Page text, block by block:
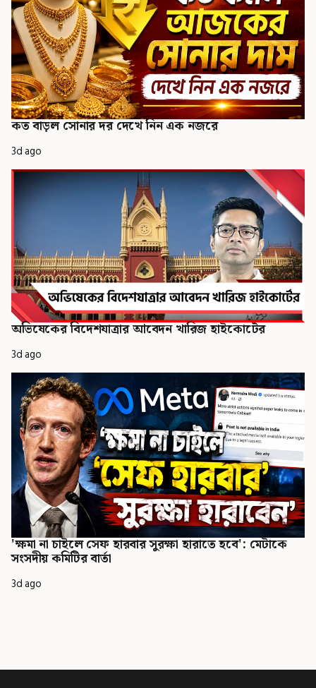
কত বাড়ল সোনার দর দেখে নিন এক নজরে
3d ago
অভিষেকের বিদেশযাত্রার আবেদন খারিজ হাইকোর্টের
3d ago
'ক্ষমা না চাইলে সেফ হারবার সুরক্ষা হারাতে হবে': মেটাকে
সংসদীয় কমিটির বার্তা
3d ago